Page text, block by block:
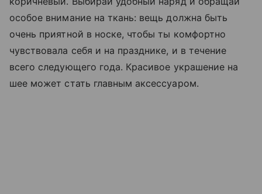
особое внимание на ткань: вещь должна быть
очень приятной в носке, чтобы ты комфортно
чувствовала себя и на празднике, и в течение
всего следующего года. Красивое украшение на
шее может стать главным аксессуаром.